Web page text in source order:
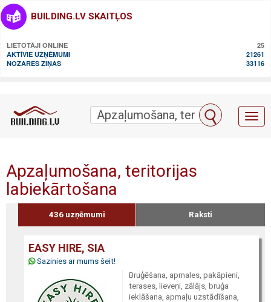
BUILDING.LV SKAITĻOS
LIETOTĀJI ONLINE
25
AKTĪVIE UZŅĒMUMI
21261
NOZARES ZIŅAS
33116
Apzaļumošana, teritorijas
labiekārtošana
436 uzņēmumi Raksti
EASY HIRE, SIA
Sazinies ar mums šeit!
Bruģēšana, apmales, pakāpieni,
terases, lieveņi, zālājs, bruģa
ieklāšana, apmaļu uzstādīšana,